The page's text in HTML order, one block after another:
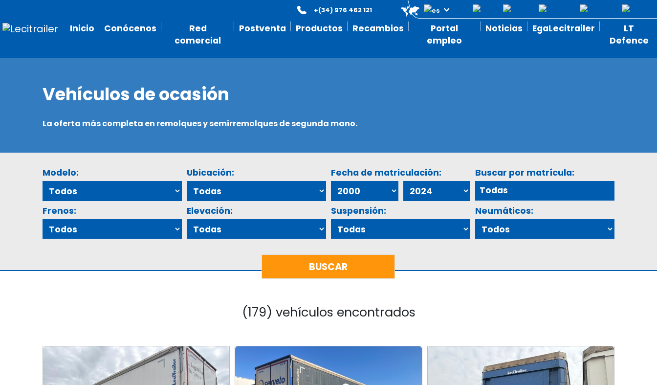
Inicio Conócenos
Red
comercial
Postventa Productos Recambios
Portal
empleo
Noticias EgaLecitrailer
LT
Defence
+(34) 976 462 121
Vehículos de ocasión
La oferta más completa en remolques y semirremolques de segunda mano.
Modelo: Ubicación: Fecha de matriculación: Buscar por matrícula:
Frenos: Elevación: Suspensión: Neumáticos:
(179) vehículos encontrados